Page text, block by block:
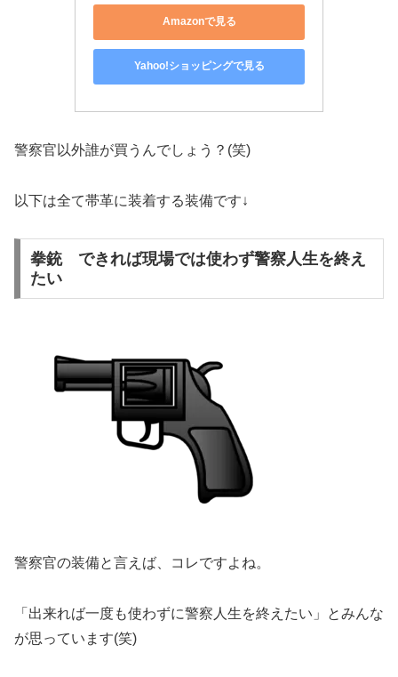
Amazonで見る
Yahoo!ショッピングで見る
警察官以外誰が買うんでしょう？(笑)
以下は全て帯革に装着する装備です↓
拳銃 できれば現場では使わず警察人生を終え
たい
警察官の装備と言えば、コレですよね。
「出来れば一度も使わずに警察人生を終えたい」とみんな
が思っています(笑)